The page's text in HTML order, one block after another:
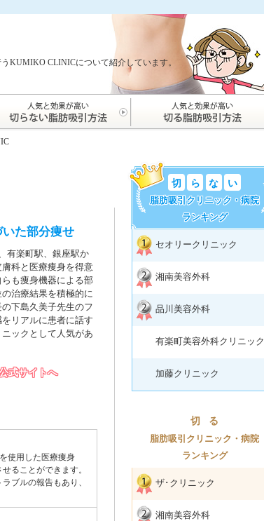
KUMIKO CLINICについて紹介しています。
た部分痩せ
有楽町駅、銀座駅か
科と医療痩身を得意
も痩身機器による部
治療結果を積極的に
下島久美子先生のフ
リアルに患者に話す
ックとして人気があ
式サイトへ
使用した医療痩身
ることができます。
ブルの報告もあり、
切 ら な い
脂肪吸引クリニック・病院
ランキング
セオリークリニック
湘南美容外科
品川美容外科
有楽町美容外科クリニック
加藤クリニック
切 る
脂肪吸引クリニック・病院
ランキング
ザ･クリニック
湘南美容外科